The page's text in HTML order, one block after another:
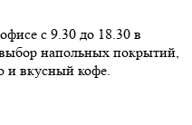
с 9.30 до 18.30 в
напольных покрытий,
и вкусный кофе.